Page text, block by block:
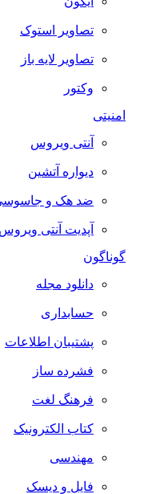
تصاویر استوک
تصاویر لایه باز
وکتور
امنیتی
آنتی ویروس
دیواره آتشین
ضد هک و جاسوسی
آپدیت آنتی ویروس
گوناگون
دانلود مجله
حسابداری
پشتیبان اطلاعات
فشرده ساز
فرهنگ لغت
کتاب الکترونیک
مهندسی
فایل و دیسک